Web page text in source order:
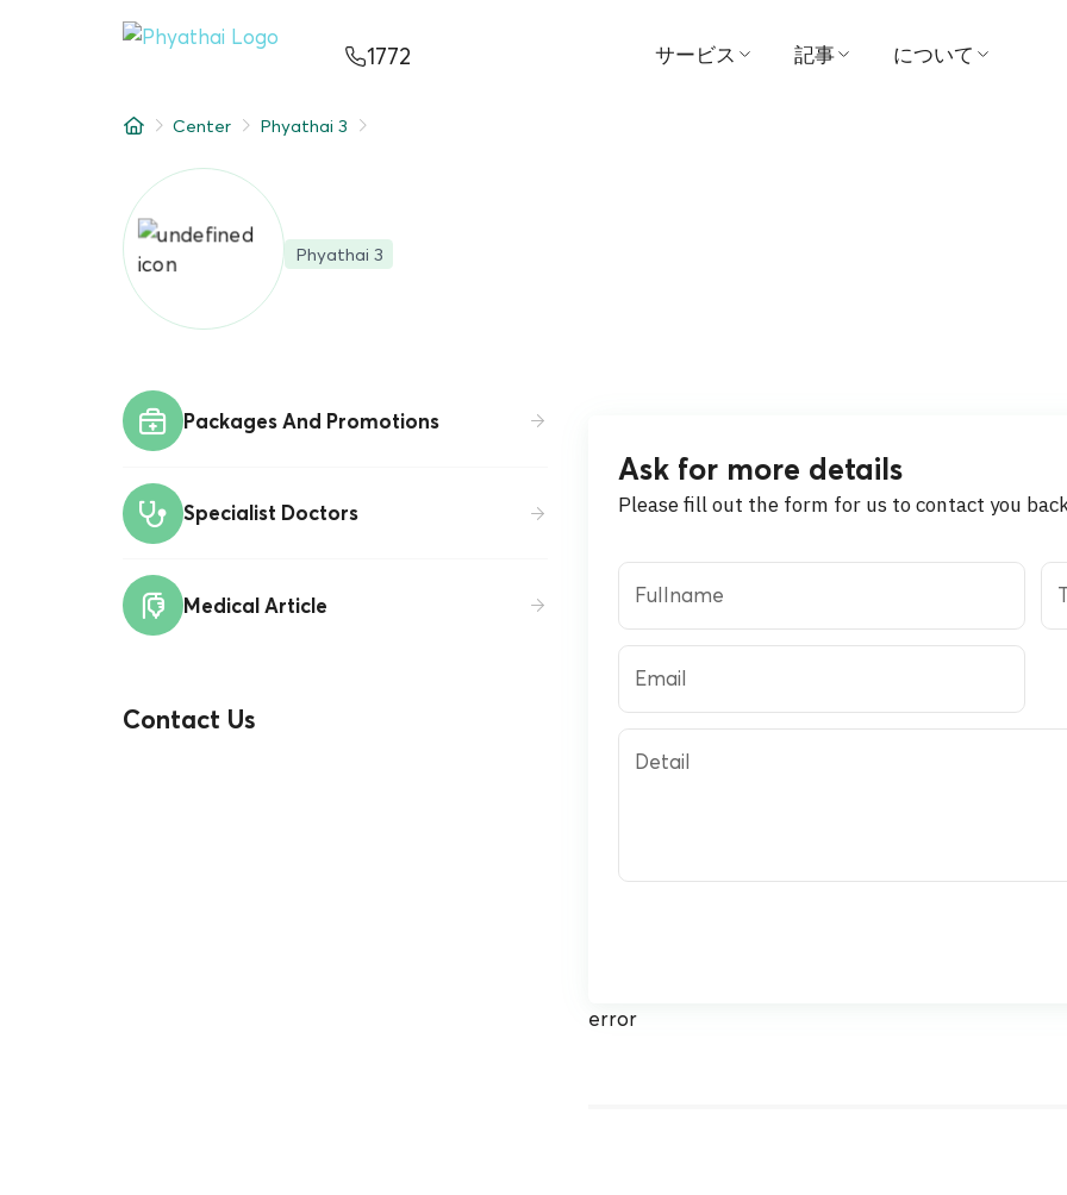
1772 サービス
支払い
記事 について
活動内容
ไทย
について
Hospital Locations
Center Phyathai 3
Phyathai 3
Packages And Promotions
Specialist Doctors
Medical Article
Contact Us
Ask for more details
Please fill out the form for us to contact you
Fullname
Email
Detail
error